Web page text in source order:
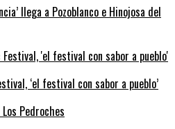
llega a Pozoblanco e Hinojosa del
‘el festival con sabor a pueblo’